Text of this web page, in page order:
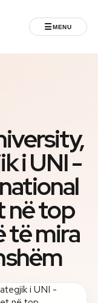
☰MENU
i UNI -
në top
të mira